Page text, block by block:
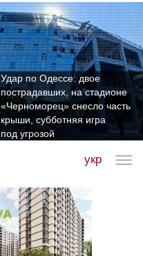
Удар по Одессе: двое
пострадавших, на стадионе
«Черноморец» снесло часть
крыши, субботняя игра
под угрозой
укр